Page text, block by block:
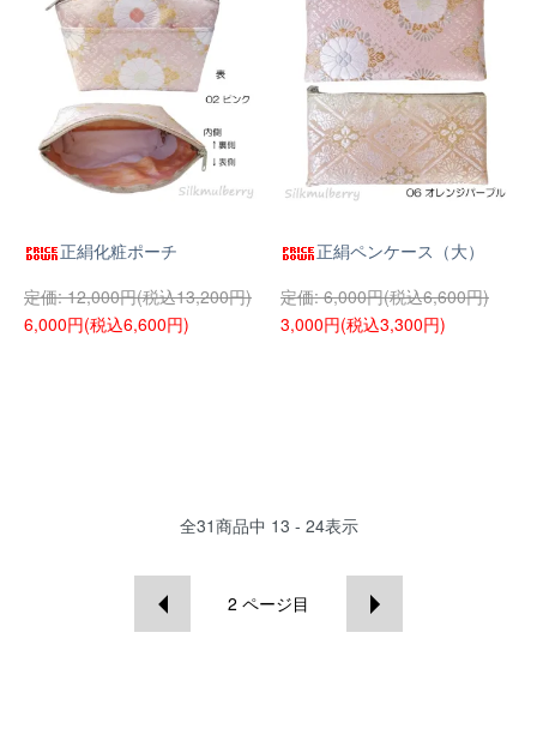
正絹化粧ポーチ
12,000円(税込13,200円)
6,000円(税込6,600円)
正絹ペンケース（大）
6,000円(税込6,600円)
3,000円(税込3,300円)
全31商品中 13 - 24表示
2 ページ目